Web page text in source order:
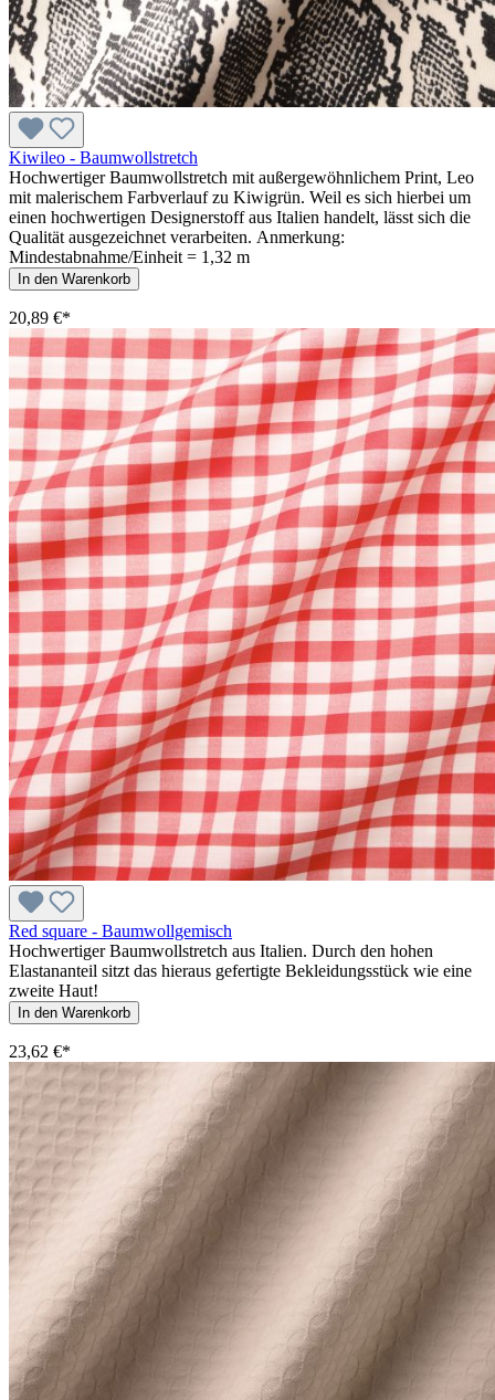
Kiwileo - Baumwollstretch
Hochwertiger Baumwollstretch mit außergewöhnlichem Print, Leo
mit malerischem Farbverlauf zu Kiwigrün. Weil es sich hierbei um
einen hochwertigen Designerstoff aus Italien handelt, lässt sich die
Qualität ausgezeichnet verarbeiten. Anmerkung:
Mindestabnahme/Einheit = 1,32 m
In den Warenkorb
20,89 €*
Red square - Baumwollgemisch
Hochwertiger Baumwollstretch aus Italien. Durch den hohen
Elastananteil sitzt das hieraus gefertigte Bekleidungsstück wie eine
zweite Haut!
In den Warenkorb
23,62 €*